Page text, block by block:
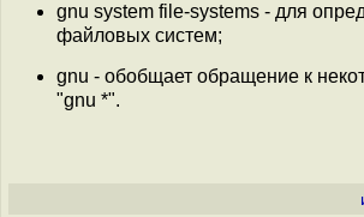
gnu system file-systems - для
файловых систем;
gnu - обобщает обращение к
"gnu *".